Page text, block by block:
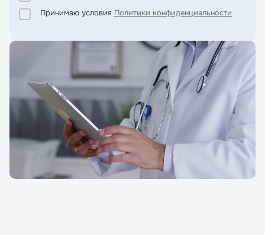
Принимаю условия Политики конфиденциальности
Я даю согласие на обработку
персональных данных
Принимаю условия
Политики
конфиденциальности
Я даю согласие на обработку
персональных данных
Принимаю условия
Политики
конфиденциальности